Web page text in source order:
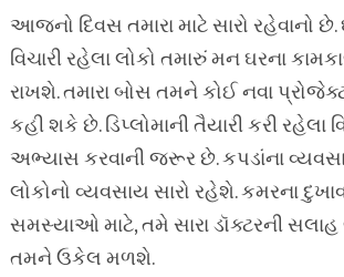
આજનો દિવસ તમારા માટે સારો રહેવાનો
વિચારી રહેલા લોકો તમારું મન ઘરના
રાખશે. તમારા બોસ તમને કોઈ નવા
કહી શકે છે. ડિપ્લોમાની તૈયારી કરી રહેલા
અભ્યાસ કરવાની જરૂર છે. કપડાંના
લોકોનો વ્યવસાય સારો રહેશે. કમરના
સમસ્યાઓ માટે, તમે સારા ડૉક્ટરની
તમને ઉકેલ મળશે.